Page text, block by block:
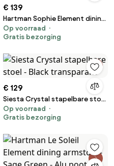
€ 139
Hartman Sophie Element dining
kuipstoel - Italian terra
Op voorraad
Gratis bezorging
€ 129
Siesta Crystal stapelbare stoel
- Black transparant
Op voorraad
Gratis bezorging